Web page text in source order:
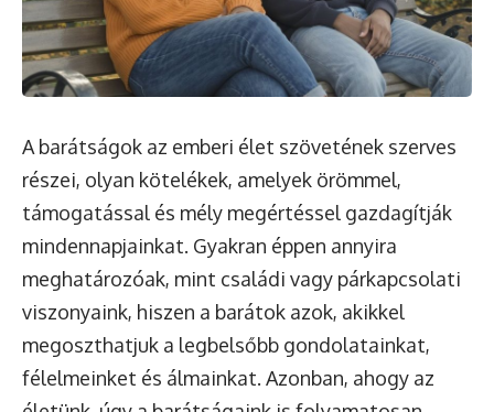
A barátságok az emberi élet szövetének szerves
részei, olyan kötelékek, amelyek örömmel,
támogatással és mély megértéssel gazdagítják
mindennapjainkat. Gyakran éppen annyira
meghatározóak, mint családi vagy párkapcsolati
viszonyaink, hiszen a barátok azok, akikkel
megoszthatjuk a legbelsőbb gondolatainkat,
félelmeinket és álmainkat. Azonban, ahogy az